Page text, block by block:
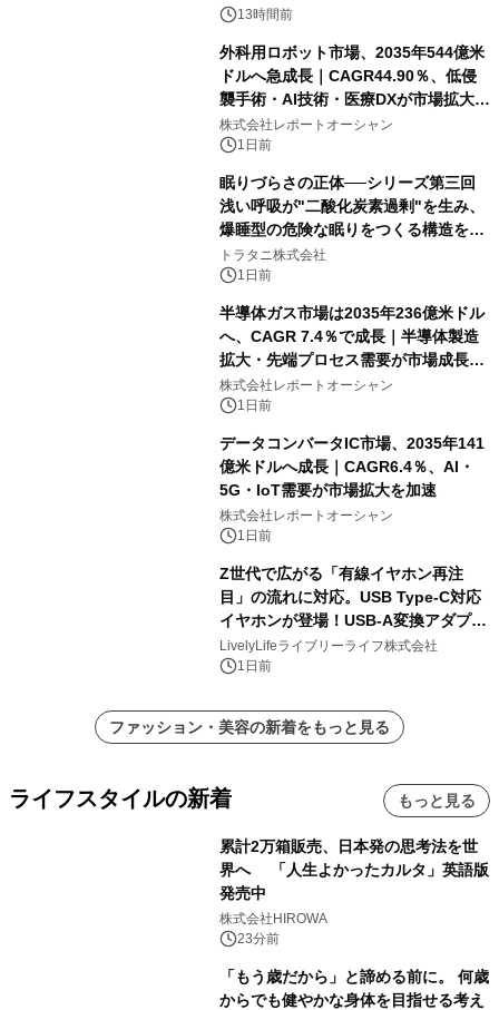
13時間前
外科用ロボット市場、2035年544億米
ドルへ急成長｜CAGR44.90％、低侵
襲手術・AI技術・医療DXが市場拡大を
牽引
株式会社レポートオーシャン
1日前
眠りづらさの正体──シリーズ第三回
浅い呼吸が"二酸化炭素過剰"を生み、
爆睡型の危険な眠りをつくる構造を解
説
トラタニ株式会社
1日前
半導体ガス市場は2035年236億米ドル
へ、CAGR 7.4％で成長｜半導体製造
拡大・先端プロセス需要が市場成長を
加速
株式会社レポートオーシャン
1日前
データコンバータIC市場、2035年141
億米ドルへ成長｜CAGR6.4％、AI・
5G・IoT需要が市場拡大を加速
株式会社レポートオーシャン
1日前
Z世代で広がる「有線イヤホン再注
目」の流れに対応。USB Type-C対応
イヤホンが登場！USB-A変換アダプタ
ー付きでスマホからパソコンまで幅広
く活用可能
LivelyLifeライブリーライフ株式会社
1日前
ファッション・美容の新着をもっと見る
ライフスタイルの新着 もっと見る
累計2万箱販売、日本発の思考法を世
界へ 「人生よかったカルタ」英語版
発売中
株式会社HIROWA
23分前
「もう歳だから」と諦める前に。 何歳
からでも健やかな身体を目指せる考え